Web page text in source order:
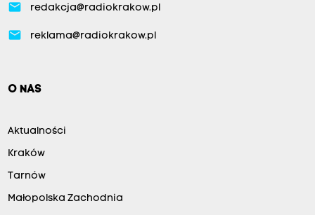
email redakcja@radiokrakow.pl
email reklama@radiokrakow.pl
O NAS
Aktualności
Kraków
Tarnów
Małopolska Zachodnia